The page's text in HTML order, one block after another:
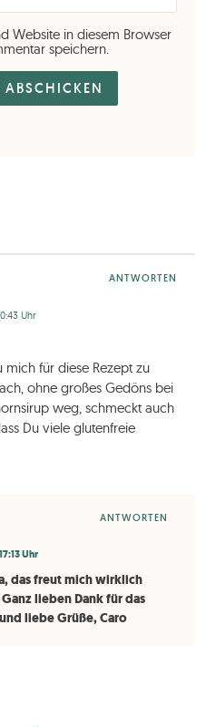
Uhr
für diese Rezept zu
ohne großes Gedöns bei
weg, schmeckt auch
Du viele glutenfreie
ANTWORTEN
Uhr
das freut mich wirklich
lieben Dank für das
liebe Grüße, Caro
ANTWORTEN
Website in diesem Browser
speichern.